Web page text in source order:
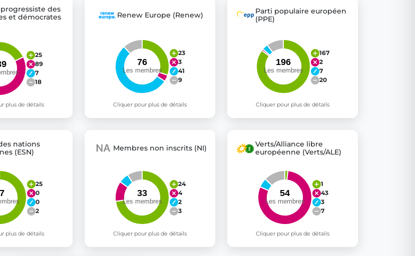
des
et démocrates
25
89
7
18
plus de détails
Renew Europe (Renew)
23
3
41
9
Cliquer pour plus de détails
Parti populaire européen
(PPE)
167
2
7
20
Cliquer pour plus de détails
nations
(ESN)
25
0
0
2
plus de détails
Membres non inscrits (NI)
24
4
2
3
Cliquer pour plus de détails
Verts/Alliance libre
européenne (Verts/ALE)
1
43
3
7
Cliquer pour plus de détails